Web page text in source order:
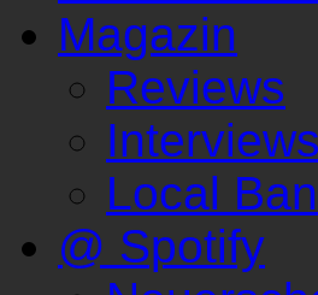
Magazin
Reviews
Interviews
Local
@ Spotify